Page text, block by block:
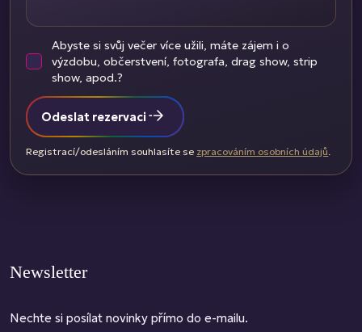
Abyste si svůj večer více užili, máte zájem i o
výzdobu, občerstvení, fotografa, drag show, strip
show, apod.?
Odeslat rezervaci
Registrací/odesláním souhlasíte se zpracováním osobních údajů.
Newsletter
Nechte si posílat novinky přímo do e-mailu.